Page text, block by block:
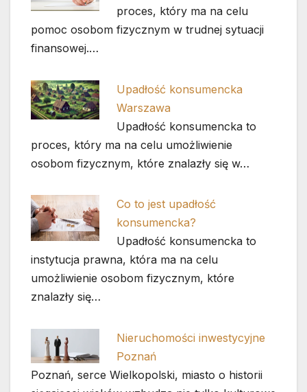
proces, który ma na celu
pomoc osobom fizycznym w trudnej sytuacji
finansowej.…
Upadłość konsumencka
Warszawa
Upadłość konsumencka to
proces, który ma na celu umożliwienie
osobom fizycznym, które znalazły się w…
Co to jest upadłość
konsumencka?
Upadłość konsumencka to
instytucja prawna, która ma na celu
umożliwienie osobom fizycznym, które
znalazły się…
Nieruchomości inwestycyjne
Poznań
Poznań, serce Wielkopolski, miasto o historii